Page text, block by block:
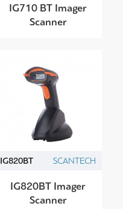
IG710 BT Imager
Scanner
IG820BT SCANTECH
IG820BT Imager
Scanner